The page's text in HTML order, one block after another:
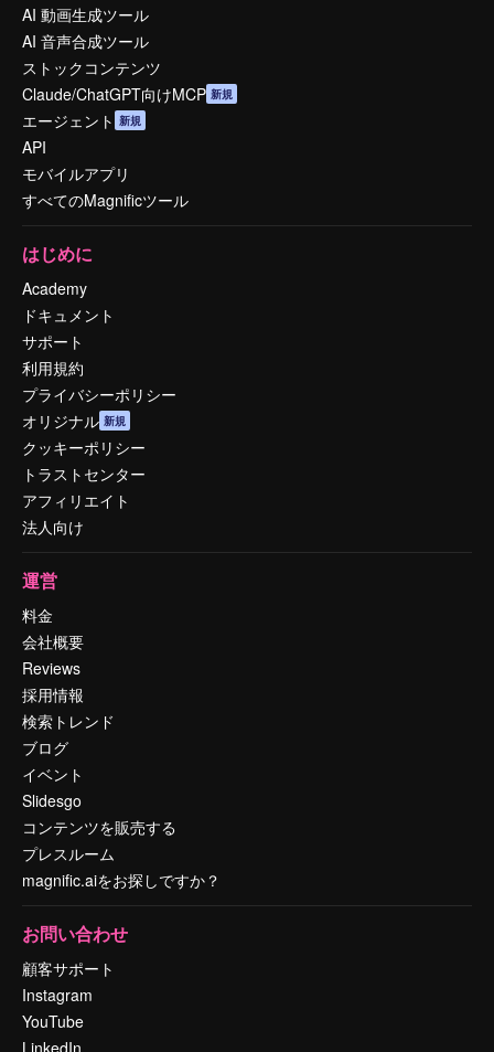
AI 動画生成ツール
AI 音声合成ツール
ストックコンテンツ
Claude/ChatGPT向けMCP 新規
エージェント 新規
API
モバイルアプリ
すべてのMagnificツール
はじめに
Academy
ドキュメント
サポート
利用規約
プライバシーポリシー
オリジナル 新規
クッキーポリシー
トラストセンター
アフィリエイト
法人向け
運営
料金
会社概要
Reviews
採用情報
検索トレンド
ブログ
イベント
Slidesgo
コンテンツを販売する
プレスルーム
magnific.aiをお探しですか？
お問い合わせ
顧客サポート
Instagram
YouTube
LinkedIn